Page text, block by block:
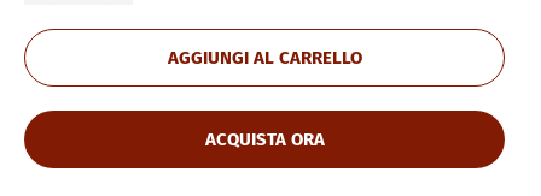
AGGIUNGI AL CARRELLO
ACQUISTA ORA